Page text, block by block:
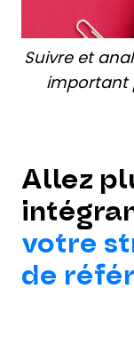
Suivre et
important
Allez
votre
de